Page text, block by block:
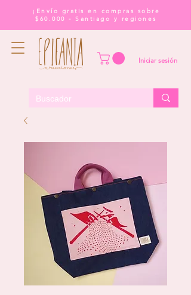
¡Envío gratis en compras sobre
$60.000 - Santiago y regiones
Iniciar sesión